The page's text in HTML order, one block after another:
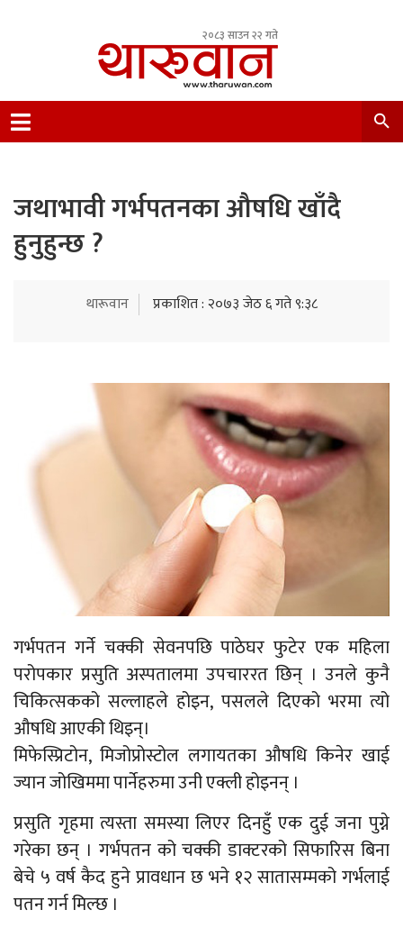
२०८३ साउन २२ गते
Nepal.
जथाभावी गर्भपतनका औषधि खाँदै
हुनुहुन्छ ?
थारूवान प्रकाशित : २०७३ जेठ ६ गते ९:३८
गर्भपतन गर्ने चक्की सेवनपछि पाठेघर फुटेर एक महिला
परोपकार प्रसुति अस्पतालमा उपचाररत छिन् । उनले कुनै
चिकित्सकको सल्लाहले होइन, पसलले दिएको भरमा त्यो
औषधि आएकी थिइन्।
मिफेस्प्रिटोन, मिजोप्रोस्टोल लगायतका औषधि किनेर खाई
ज्यान जोखिममा पार्नेहरुमा उनी एक्ली होइनन् ।
प्रसुति गृहमा त्यस्ता समस्या लिएर दिनहुँ एक दुई जना पुग्ने
गरेका छन् । गर्भपतन को चक्की डाक्टरको सिफारिस बिना
बेचे ५ वर्ष कैद हुने प्रावधान छ भने १२ सातासम्मको गर्भलाई
पतन गर्न मिल्छ ।